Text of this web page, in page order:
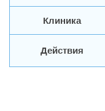
Клиника
Действия